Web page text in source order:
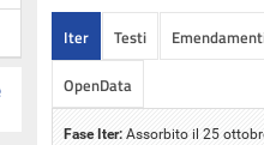
Iter Testi
OpenData
Fase Iter: Assorbito il 25